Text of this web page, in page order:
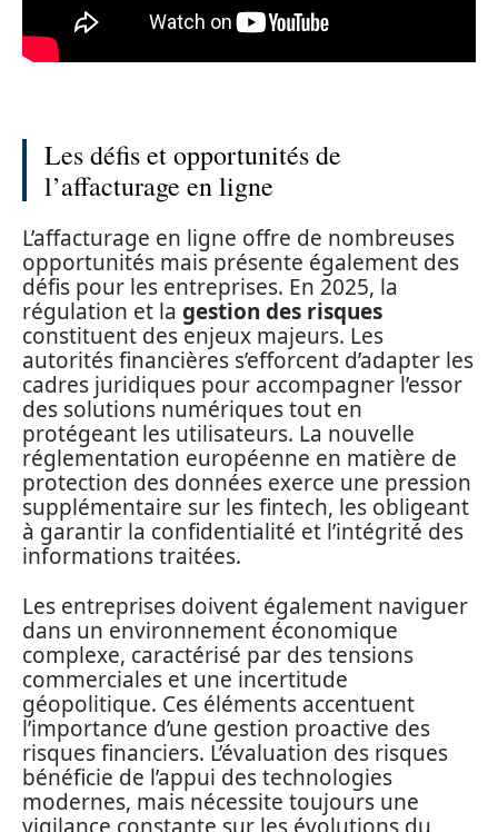
Les défis et opportunités de
l’affacturage en ligne
L’affacturage en ligne offre de nombreuses
opportunités mais présente également des
défis pour les entreprises. En 2025, la
régulation et la gestion des risques
constituent des enjeux majeurs. Les
autorités financières s’efforcent d’adapter les
cadres juridiques pour accompagner l’essor
des solutions numériques tout en
protégeant les utilisateurs. La nouvelle
réglementation européenne en matière de
protection des données exerce une pression
supplémentaire sur les fintech, les obligeant
à garantir la confidentialité et l’intégrité des
informations traitées.
Les entreprises doivent également naviguer
dans un environnement économique
complexe, caractérisé par des tensions
commerciales et une incertitude
géopolitique. Ces éléments accentuent
l’importance d’une gestion proactive des
risques financiers. L’évaluation des risques
bénéficie de l’appui des technologies
modernes, mais nécessite toujours une
vigilance constante sur les évolutions du